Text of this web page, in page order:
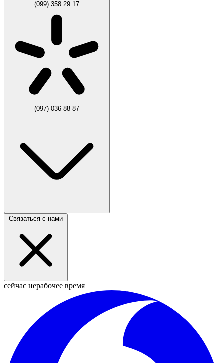
(099) 358 29 17
(097) 036 88 87
Связаться с нами
сейчас нерабочее время